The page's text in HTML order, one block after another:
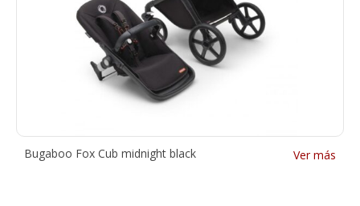
Bugaboo Fox Cub midnight black Ver más